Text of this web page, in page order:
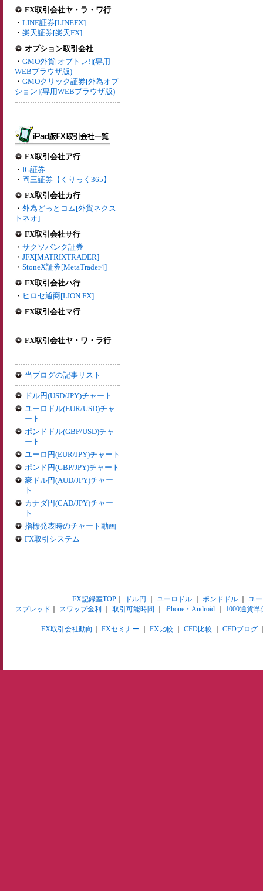
FX取引会社ヤ・ラ・ワ行
・ LINE証券[LINEFX]
・ 楽天証券[楽天FX]
オプション取引会社
・ GMO外貨[オプトレ!](専用
WEBブラウザ版)
・ GMOクリック証券[外為オプ
ション](専用WEBブラウザ版)
FX取引会社ア行
・ IG証券
・ 岡三証券【くりっく365】
FX取引会社カ行
・ 外為どっとコム[外貨ネクス
トネオ]
FX取引会社サ行
・ サクソバンク証券
・ JFX[MATRIXTRADER]
・ StoneX証券[MetaTrader4]
FX取引会社ハ行
・ ヒロセ通商[LION FX]
FX取引会社マ行
-
FX取引会社ヤ・ワ・ラ行
-
当ブログの記事リスト
ドル円(USD/JPY)チャート
ユーロドル(EUR/USD)チャ
ート
ポンドドル(GBP/USD)チャ
ート
ユーロ円(EUR/JPY)チャート
ポンド円(GBP/JPY)チャート
豪ドル円(AUD/JPY)チャー
ト
カナダ円(CAD/JPY)チャー
ト
指標発表時のチャート動画
FX取引システム
FX記録室TOP｜ ドル円 ユーロドル｜ ポンドドル｜ ユ
スプレッド
スワップ金利 取引可能時間 iPhone・Android 1000通貨単
FX取引会社動向 FXセミナー FX比較 CFD比較 CFDブログ